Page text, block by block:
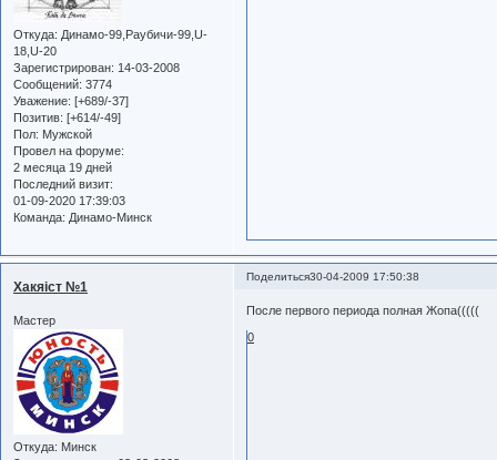
Откуда: Динамо-99,Раубичи-99,U-
18,U-20
Зарегистрирован: 14-03-2008
Сообщений: 3774
Уважение: [+689/-37]
Позитив: [+614/-49]
Пол: Мужской
Провел на форуме:
2 месяца 19 дней
Последний визит:
01-09-2020 17:39:03
Команда: Динамо-Минск
Поделиться30-04-2009 17:50:38
Хакяiст №1
Мастер
Откуда: Минск
После первого периода полная Жопа(((((
0